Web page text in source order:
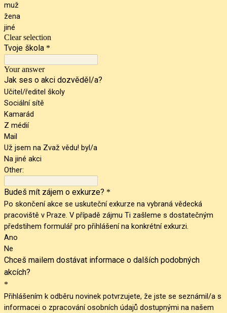
muž
žena
jiné
Clear selection
Tvoje škola *
Your answer
Jak ses o akci dozvěděl/a?
Učitel/ředitel školy
Sociální sítě
Kamarád
Z médií
Mail
Už jsem na Zvaž vědu! byl/a
Na jiné akci
Other:
Budeš mít zájem o exkurze? *
Po skončení akce se uskuteční exkurze na vybraná vědecká
pracoviště v Praze. V případě zájmu Ti zašleme s dostatečným
předstihem formulář pro přihlášení na konkrétní exkurzi.
Ano
Ne
Chceš mailem dostávat informace o dalších podobných
akcích?
*
Přihlášením k odběru novinek potvrzujete, že jste se seznámil/a s
informacei o zpracování osobních údajů dostupnými na našem